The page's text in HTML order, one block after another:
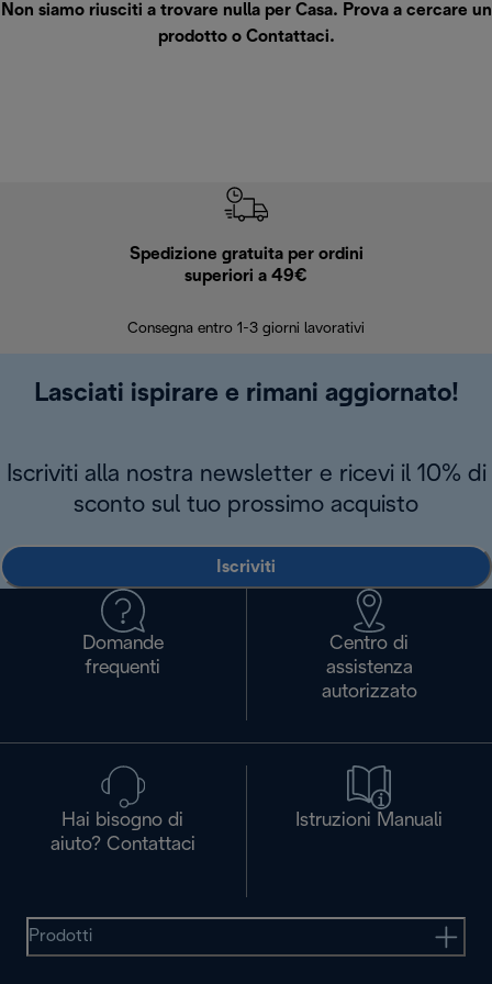
Non siamo riusciti a trovare nulla per Casa. Prova a cercare un
prodotto o Contattaci.
Spedizione gratuita per ordini
superiori a 49€
Consegna entro 1-3 giorni lavorativi
Lasciati ispirare e rimani aggiornato!
Iscriviti alla nostra newsletter e ricevi il 10% di
sconto sul tuo prossimo acquisto
Iscriviti
Domande
frequenti
Centro di
assistenza
autorizzato
Hai bisogno di
aiuto? Contattaci
Istruzioni Manuali
Prodotti